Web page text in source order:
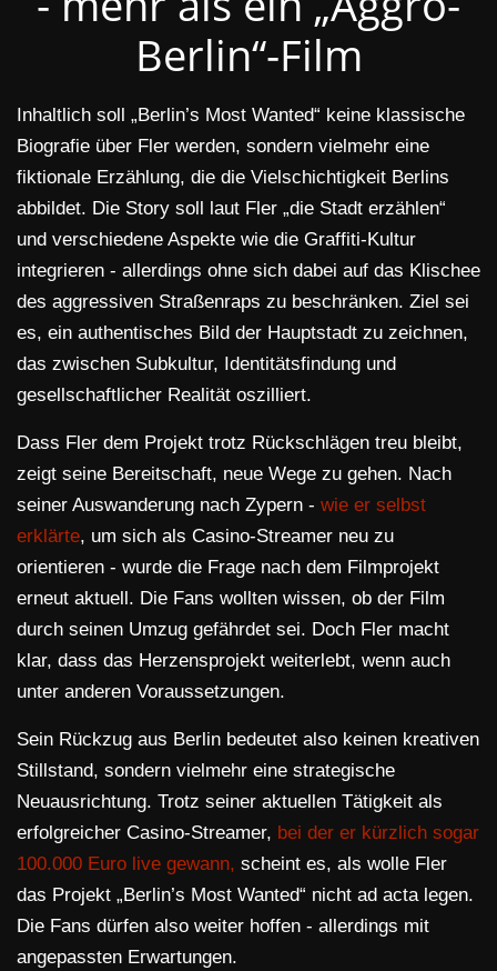
Berlin“-Film
Inhaltlich soll „Berlin’s Most Wanted“ keine klassische
Biografie über Fler werden, sondern vielmehr eine
fiktionale Erzählung, die die Vielschichtigkeit Berlins
abbildet. Die Story soll laut Fler „die Stadt erzählen“
und verschiedene Aspekte wie die Graffiti-Kultur
integrieren - allerdings ohne sich dabei auf das Klischee
des aggressiven Straßenraps zu beschränken. Ziel sei
es, ein authentisches Bild der Hauptstadt zu zeichnen,
das zwischen Subkultur, Identitätsfindung und
gesellschaftlicher Realität oszilliert.
Dass Fler dem Projekt trotz Rückschlägen treu bleibt,
zeigt seine Bereitschaft, neue Wege zu gehen. Nach
seiner Auswanderung nach Zypern - wie er selbst
erklärte, um sich als Casino-Streamer neu zu
orientieren - wurde die Frage nach dem Filmprojekt
erneut aktuell. Die Fans wollten wissen, ob der Film
durch seinen Umzug gefährdet sei. Doch Fler macht
klar, dass das Herzensprojekt weiterlebt, wenn auch
unter anderen Voraussetzungen.
Sein Rückzug aus Berlin bedeutet also keinen kreativen
Stillstand, sondern vielmehr eine strategische
Neuausrichtung. Trotz seiner aktuellen Tätigkeit als
erfolgreicher Casino-Streamer, bei der er kürzlich sogar
100.000 Euro live gewann, scheint es, als wolle Fler
das Projekt „Berlin’s Most Wanted“ nicht ad acta legen.
Die Fans dürfen also weiter hoffen - allerdings mit
angepassten Erwartungen.